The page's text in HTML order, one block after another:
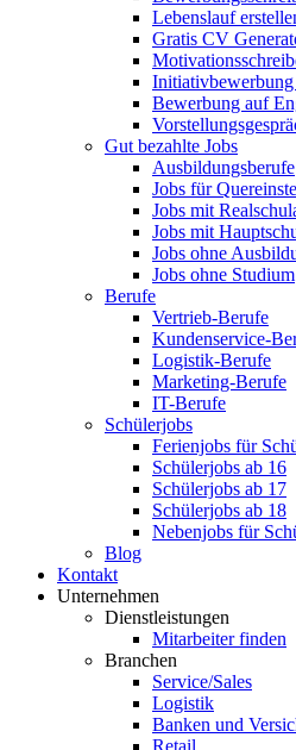
Lebenslauf
Gratis CV
Initiativbewerbung
Bewerbung auf
Gut bezahlte Jobs
Ausbildungsberufe
Jobs für
Jobs mit
Jobs mit
Jobs ohne
Jobs ohne Studium
Berufe
Vertrieb-Berufe
Kundenservice-
Logistik-Berufe
Marketing-Berufe
IT-Berufe
Schülerjobs
Ferienjobs für
Schülerjobs ab 16
Schülerjobs ab 17
Schülerjobs ab 18
Nebenjobs für
Blog
Kontakt
Unternehmen
Dienstleistungen
Mitarbeiter finden
Branchen
Service/Sales
Logistik
Banken und
Retail